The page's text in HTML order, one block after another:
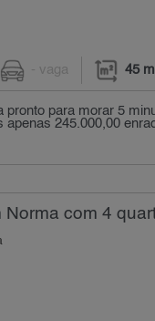
- vaga 45
para morar 5
245.000,00
com 4